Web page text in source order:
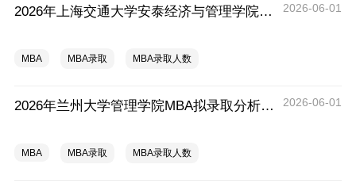
2026年上海交通大学安泰经济与管理学院MBA拟录取分析解读 2026-06-01
MBA MBA录取 MBA录取人数
2026年兰州大学管理学院MBA拟录取分析解读 2026-06-01
MBA MBA录取 MBA录取人数